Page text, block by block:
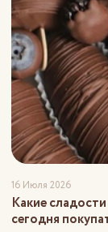
16 Июля 2026
Какие
сегодня